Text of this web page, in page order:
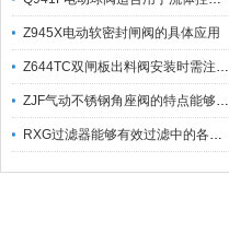
Z945X电动软密封闸阀的具体应用
Z644TC双闸板出料阀安装时需注意哪些事项？
ZJF气动不锈钢角座阀的特点能够稳定地控制介质流量
RXG过滤器能够有效过滤中的各种杂质